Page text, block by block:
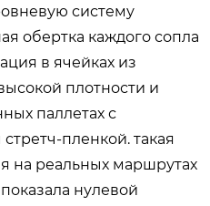
систему
обертка каждого сопла
в ячейках из
плотности и
паллетах с
пленкой. такая
на реальных маршрутах
нулевой